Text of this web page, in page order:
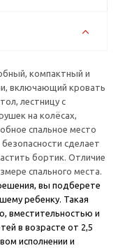
компактный и
включающий кровать
лестницу с
на колёсах,
спальное место
сделает
бортик. Отличие
спального места.
вы подберете
ребенку. Такая
вместительностью и
в возрасте от 2,5
исполнении и